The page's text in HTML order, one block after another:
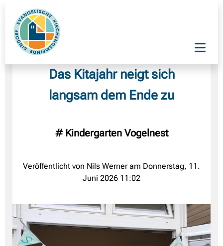
Das Kitajahr neigt sich
langsam dem Ende zu
# Kindergarten Vogelnest
Veröffentlicht von Nils Werner am Donnerstag, 11.
Juni 2026 11:02